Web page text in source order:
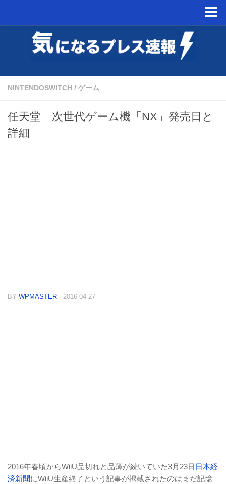
NintendoSwitch
ミニスーパーファミコン予約開始日
NINTENDOSWITCH / ゲーム
任天堂 次世代ゲーム機「NX」発売日と
詳細
BY WPMASTER · 2016-04-27
2016年春頃からWiiU品切れと品薄が続いていた3月23日 日本経
済新聞にWiiU生産終了という記事が掲載されたのはまだ記憶